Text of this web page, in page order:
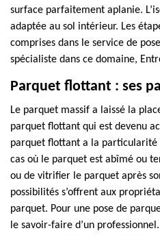
surface parfaitement aplanie.
adaptée au sol intérieur. Les
comprises dans le service de
spécialiste dans ce domaine,
Parquet flottant : ses
Le parquet massif a laissé la
parquet flottant qui est devenu
parquet flottant a la particularité
cas où le parquet est abîmé ou
ou de vitrifier le parquet après
possibilités s’offrent aux
parquet. Pour une pose de
le savoir-faire d’un